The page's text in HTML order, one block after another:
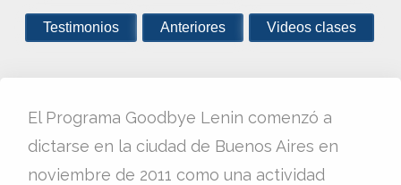
Testimonios Anteriores Videos clases
El Programa Goodbye Lenin comenzó a
dictarse en la ciudad de Buenos Aires en
noviembre de 2011 como una actividad